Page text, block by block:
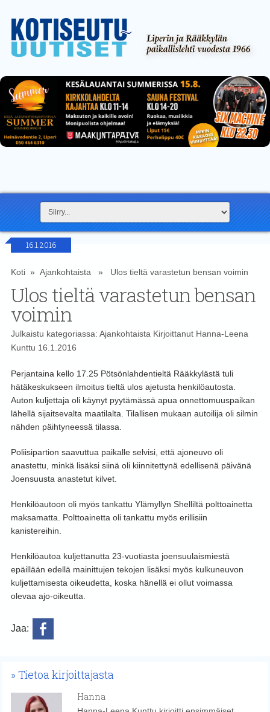
16.1.2016
Koti» Ajankohtaista» Ulos tieltä varastetun bensan voimin
Ulos tieltä varastetun bensan
voimin
Julkaistu kategoriassa: AjankohtaistaKirjoittanut Hanna-Leena
Kunttu 16.1.2016
Perjantaina kello 17.25 Pötsönlahdentieltä Rääkkylästä tuli
hätäkeskukseen ilmoitus tieltä ulos ajetusta henkilöautosta.
Auton kuljettaja oli käynyt pyytämässä apua onnettomuuspaikan
lähellä sijaitsevalta maatilalta. Tilallisen mukaan autoilija oli silmin
nähden päihtyneessä tilassa.
Poliisipartion saavuttua paikalle selvisi, että ajoneuvo oli
anastettu, minkä lisäksi siinä oli kiinnitettynä edellisenä päivänä
Joensuusta anastetut kilvet.
Henkilöautoon oli myös tankattu Ylämyllyn Shelliltä polttoainetta
maksamatta. Polttoainetta oli tankattu myös erillisiin
kanistereihin.
Henkilöautoa kuljettanutta 23-vuotiasta joensuulaismiestä
epäillään edellä mainittujen tekojen lisäksi myös kulkuneuvon
kuljettamisesta oikeudetta, koska hänellä ei ollut voimassa
olevaa ajo-oikeutta.
Jaa:
Tietoa kirjoittajasta
Hanna